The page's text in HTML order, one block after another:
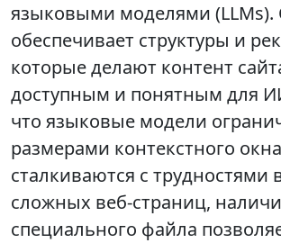
языковыми моделями (LLMs).
обеспечивает структуры и
которые делают контент
доступным и понятным для
что языковые модели
размерами контекстного
сталкиваются с трудностями
сложных веб-страниц,
специального файла